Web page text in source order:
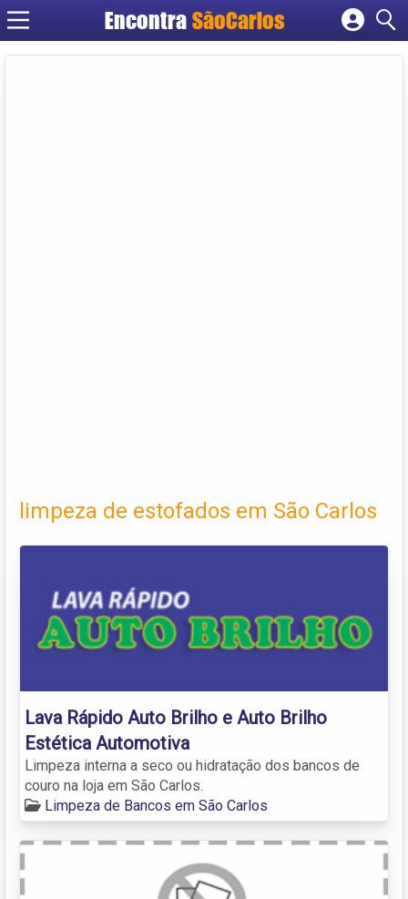
EncontraSãoCarlos
Cadastrar empresa
limpeza de estofados em São Carlos
Lava Rápido Auto Brilho e Auto Brilho
Estética Automotiva
Limpeza interna a seco ou hidratação dos bancos de
couro na loja em São Carlos.
Limpeza de Bancos em São Carlos